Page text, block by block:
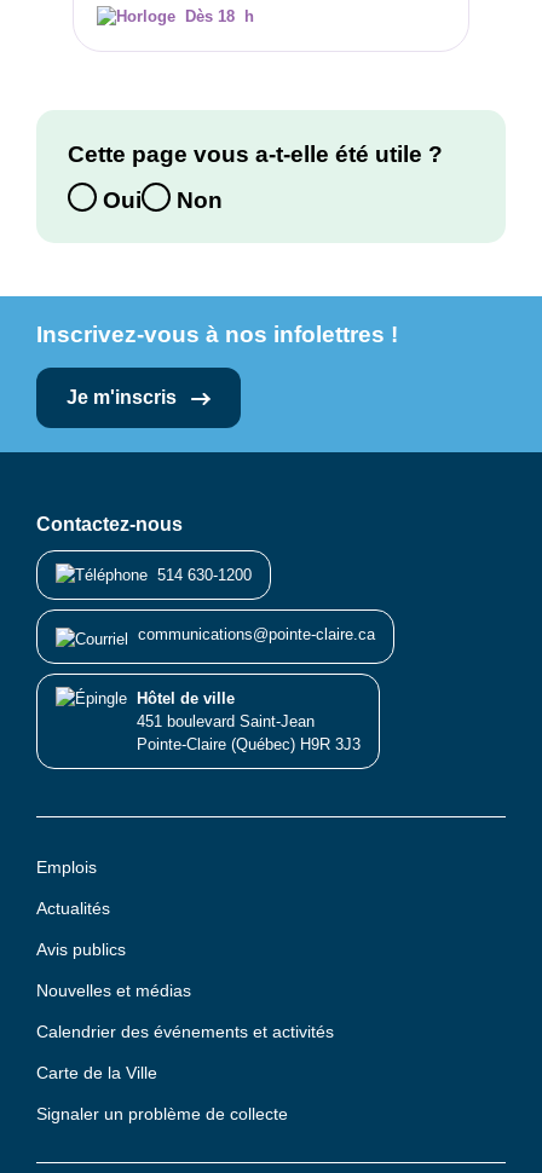
Dès 18 h
Cette page vous a-t-elle été utile ?
Oui
Non
Inscrivez-vous à nos infolettres !
Je m'inscris
Emplois
Actualités
Avis publics
Nouvelles et médias
Calendrier des événements et activités
Carte de la Ville
Signaler un problème de collecte
Contactez-nous
514 630-1200
communications@pointe-claire.ca
Hôtel de ville
451 boulevard Saint-Jean
Pointe-Claire (Québec) H9R 3J3